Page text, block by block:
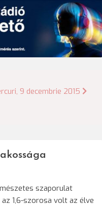
9 decembrie 2015
szaporulat
1,6-szorosa volt az élve